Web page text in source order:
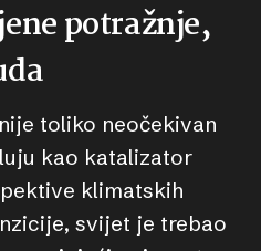
potražnje,
toliko neočekivan
kao katalizator
klimatskih
svijet je trebao